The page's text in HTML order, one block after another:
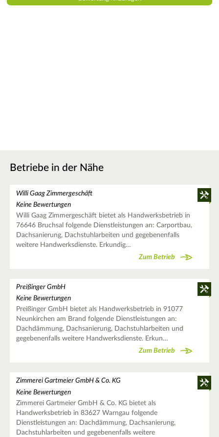
Betriebe in der Nähe
Willi Gaag Zimmergeschäft
Keine Bewertungen
Willi Gaag Zimmergeschäft bietet als Handwerksbetrieb in
76646 Bruchsal folgende Dienstleistungen an: Carportbau,
Dachsanierung, Dachstuhlarbeiten und gegebenenfalls
weitere Handwerksdienste. Erkundig…
Zum Betrieb
Preißinger GmbH
Keine Bewertungen
Preißinger GmbH bietet als Handwerksbetrieb in 91077
Neunkirchen am Brand folgende Dienstleistungen an:
Dachdämmung, Dachsanierung, Dachstuhlarbeiten und
gegebenenfalls weitere Handwerksdienste. Erkun…
Zum Betrieb
Zimmerei Gartmeier GmbH & Co. KG
Keine Bewertungen
Zimmerei Gartmeier GmbH & Co. KG bietet als
Handwerksbetrieb in 83627 Warngau folgende
Dienstleistungen an: Dachdämmung, Dachsanierung,
Dachstuhlarbeiten und gegebenenfalls weitere